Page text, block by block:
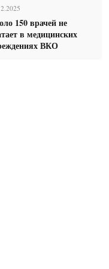
150 врачей не
в медицинских
ВКО